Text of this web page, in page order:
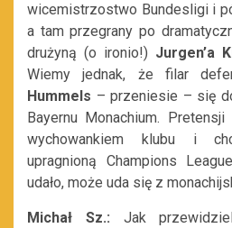
wicemistrzostwo Bundesligi i
a tam przegrany po
drużyną (o ironio!) Jurgen’a
Wiemy jednak, że filar
Hummels – przeniesie – się
Bayernu Monachium.
wychowankiem klubu i
upragnioną Champions
udało, może uda się z
Michał Sz.: Jak